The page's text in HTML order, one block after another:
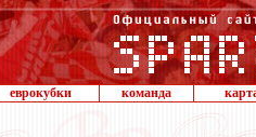
еврокубки команда